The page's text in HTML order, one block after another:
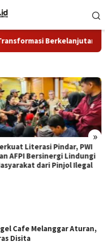
Berkelanjutan
»
Literasi Pindar, PWI
AFPI Bersinergi Lindungi
dari Pinjol Ilegal
Cafe Melanggar Aturan,
Disita